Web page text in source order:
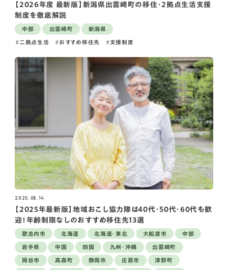
【2026年度 最新版】新潟県出雲崎町の移住・2拠点生活支援
制度を徹底解説
中部 出雲崎町 新潟県
二拠点生活 おすすめ移住先 支援制度
2025.08.14
【2025年最新版】地域おこし協力隊は40代・50代・60代も歓
迎！年齢制限なしのおすすめ移住先13選
歌志内市 北海道 北海道・東北 大船渡市 中部
岩手県 中国 四国 九州・沖縄 出雲崎町
岡谷市 高森町 静岡市 庄原市 津野町